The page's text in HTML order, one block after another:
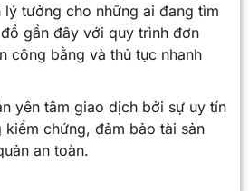
lý tưởng cho những ai đang tìm
gần đây với quy trình đơn
công bằng và thủ tục nhanh
yên tâm giao dịch bởi sự uy tín
chứng, đảm bảo tài sản
an toàn.